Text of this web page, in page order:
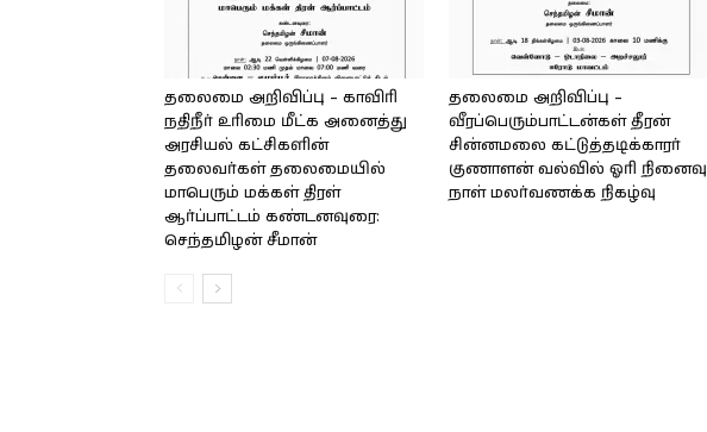
தலைமை அறிவிப்பு – காவிரி
நதிநீர் உரிமை மீட்க அனைத்து
அரசியல் கட்சிகளின்
தலைவர்கள் தலைமையில்
மாபெரும் மக்கள் திரள்
ஆர்ப்பாட்டம் கண்டனவுரை:
செந்தமிழன் சீமான்
தலைமை அறிவிப்பு –
வீரப்பெரும்பாட்டன்கள் தீரன்
சின்னமலை கட்டுத்தடிக்காரர்
குணாளன் வல்வில் ஓரி நினைவு
நாள் மலர்வணக்க நிகழ்வு